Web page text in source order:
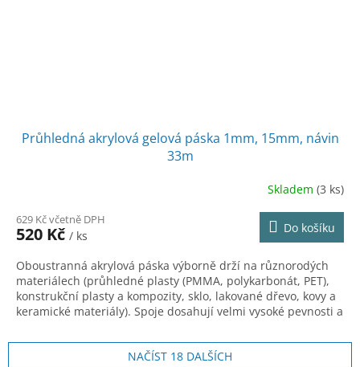
Průhledná akrylová gelová páska 1mm, 15mm, návin
33m
Skladem (3 ks)
629 Kč včetně DPH
520 Kč / ks
Do košíku
Oboustranná akrylová páska výborně drží na různorodých
materiálech (průhledné plasty (PMMA, polykarbonát, PET),
konstrukční plasty a kompozity, sklo, lakované dřevo, kovy a
keramické materiály). Spoje dosahují velmi vysoké pevnosti a
NAČÍST 18 DALŠÍCH